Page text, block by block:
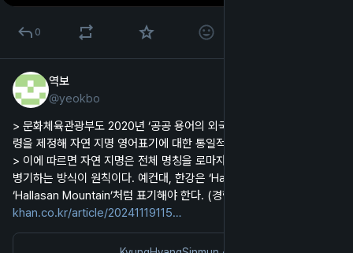
0
역보
@yeokbo
> 문화체육관광부도 2020년 ‘공공 용어의 외국어 번역 및 표기 지침’ 훈
령을 제정해 자연 지명 영어표기에 대한 통일적인 규정을 마련했다.
> 이에 따르면 자연 지명은 전체 명칭을 로마자로 표기하고 속성 번역을
병기하는 방식이 원칙이다. 예컨대, 한강은 ‘Hangang River’, 한라산은
‘Hallasan Mountain’처럼 표기해야 한다. (경향)
khan.co.kr/article/20241119115